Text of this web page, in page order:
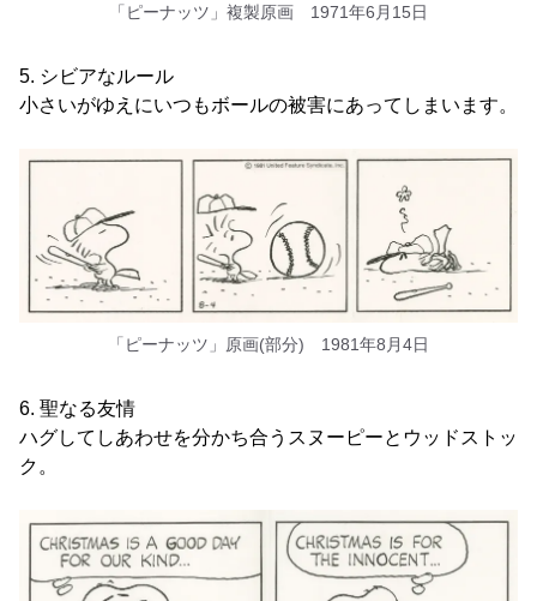
「ピーナッツ」複製原画 1971年6月15日
5. シビアなルール
小さいがゆえにいつもボールの被害にあってしまいます。
「ピーナッツ」原画(部分) 1981年8月4日
6. 聖なる友情
ハグしてしあわせを分かち合うスヌーピーとウッドストッ
ク。